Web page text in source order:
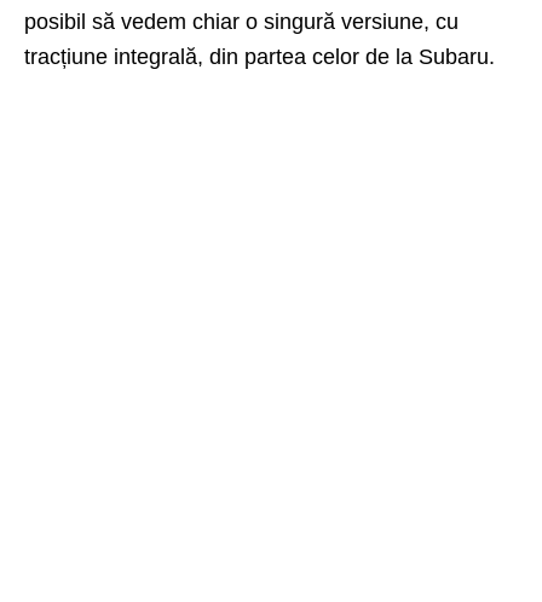
posibil să vedem chiar o singură versiune, cu
tracțiune integrală, din partea celor de la Subaru.